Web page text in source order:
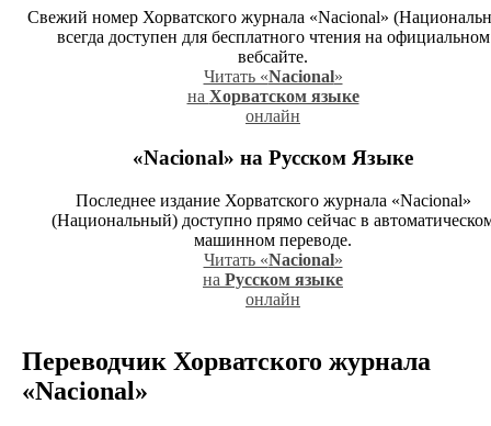
Свежий номер Хорватского журнала «Nacional»
всегда доступен для бесплатного чтения на официальном
вебсайте.
Читать «Nacional»
на Хорватском языке
онлайн
«Nacional» на Русском Языке
Последнее издание Хорватского журнала «Nacional»
(Национальный) доступно прямо сейчас в
машинном переводе.
Читать «Nacional»
на Русском языке
онлайн
Переводчик Хорватского журнала
«Nacional»